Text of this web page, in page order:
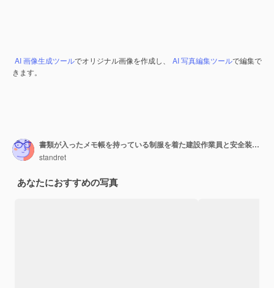
AI 画像生成ツールでオリジナル画像を作成し、 AI 写真編集ツールで編集で
きます。
書類が入ったメモ帳を持っている制服を着た建設作業員と安全装置が建築の仕事をしている
standret
あなたにおすすめの写真